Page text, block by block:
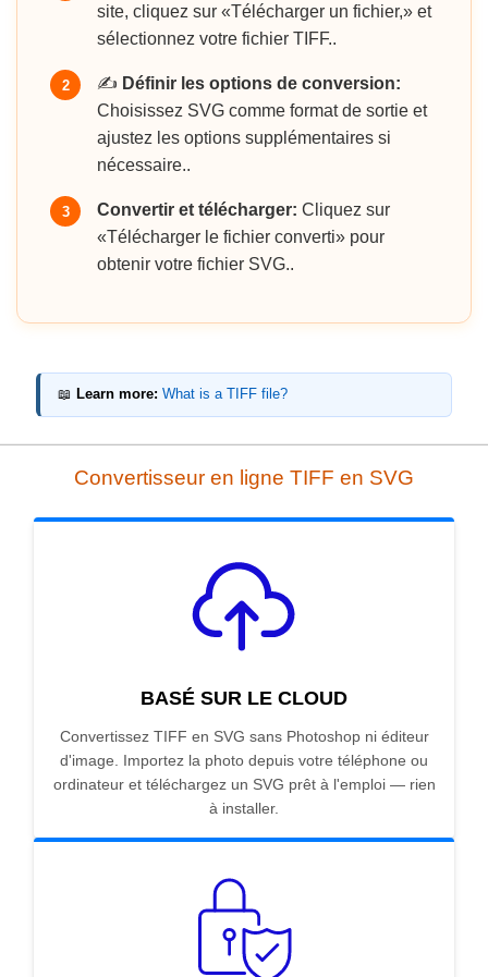
site, cliquez sur «Télécharger un fichier,» et
sélectionnez votre fichier TIFF..
2 ✍️ Définir les options de conversion:
Choisissez SVG comme format de sortie et
ajustez les options supplémentaires si
nécessaire..
3 Convertir et télécharger: Cliquez sur
«Télécharger le fichier converti» pour
obtenir votre fichier SVG..
📖 Learn more: What is a TIFF file?
Convertisseur en ligne TIFF en SVG
BASÉ SUR LE CLOUD
Convertissez TIFF en SVG sans Photoshop ni éditeur
d'image. Importez la photo depuis votre téléphone ou
ordinateur et téléchargez un SVG prêt à l'emploi — rien
à installer.